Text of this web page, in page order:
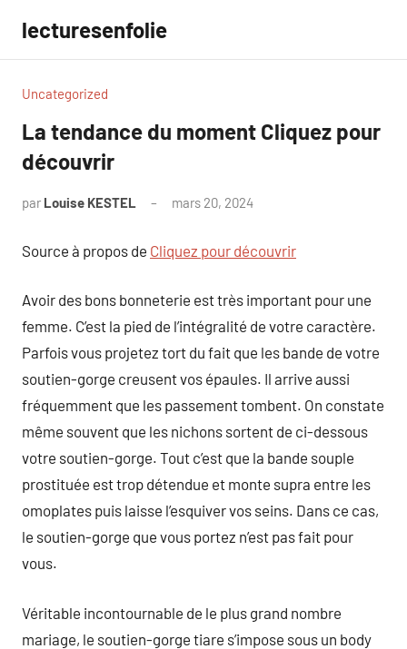
contenu
lecturesenfolie
Uncategorized
La tendance du moment Cliquez pour
découvrir
par Louise KESTEL mars 20, 2024
Source à propos de Cliquez pour découvrir
Avoir des bons bonneterie est très important pour une
femme. C’est la pied de l’intégralité de votre caractère.
Parfois vous projetez tort du fait que les bande de votre
soutien-gorge creusent vos épaules. Il arrive aussi
fréquemment que les passement tombent. On constate
même souvent que les nichons sortent de ci-dessous
votre soutien-gorge. Tout c’est que la bande souple
prostituée est trop détendue et monte supra entre les
omoplates puis laisse l’esquiver vos seins. Dans ce cas,
le soutien-gorge que vous portez n’est pas fait pour
vous.
Véritable incontournable de le plus grand nombre
mariage, le soutien-gorge tiare s’impose sous un body